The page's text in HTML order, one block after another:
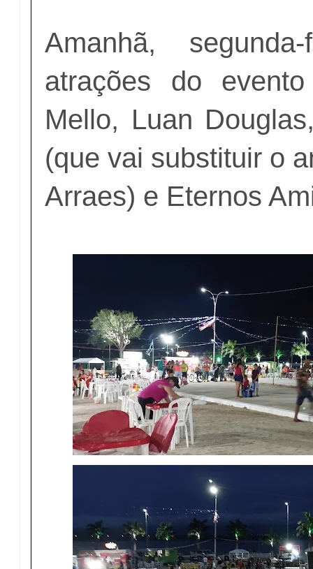
Amanhã,
atrações do
Mello, Luan
(que vai substituir o
Arraes) e Eternos